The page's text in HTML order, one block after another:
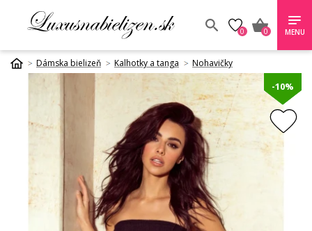
0 0 MENU
Dámska bielizeň Kalhotky a tanga Nohavičky
-10%